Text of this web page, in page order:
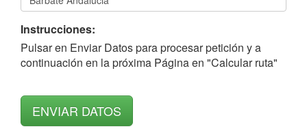
Instrucciones:
Pulsar en Enviar Datos para procesar petición y a
continuación en la próxima Página en "Calcular ruta"